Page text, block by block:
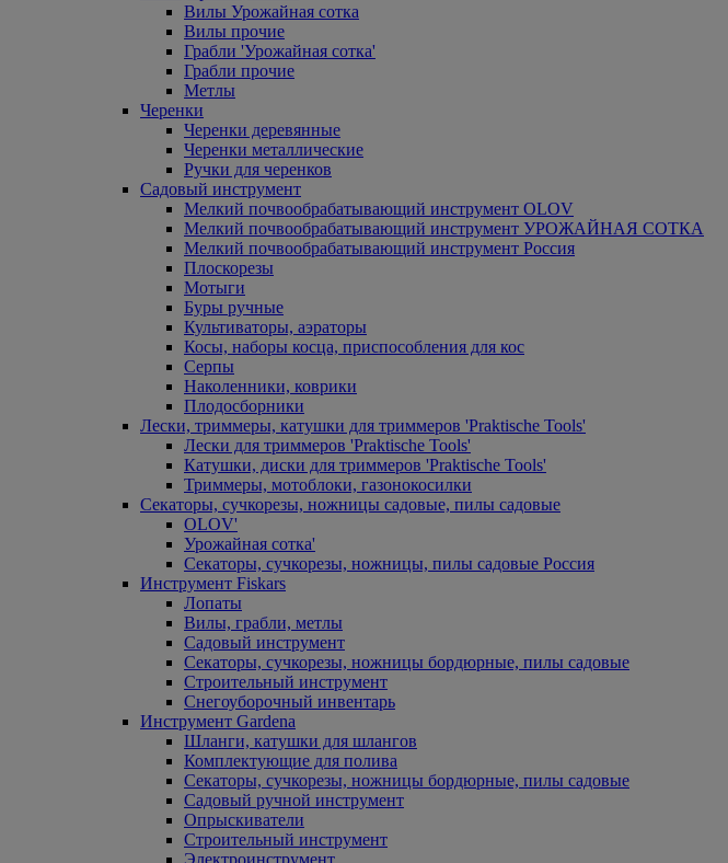
Вилы Урожайная сотка
Вилы прочие
Грабли 'Урожайная сотка'
Грабли прочие
Метлы
Черенки
Черенки деревянные
Черенки металлические
Ручки для черенков
Садовый инструмент
Мелкий почвообрабатывающий инструмент OLOV
Мелкий почвообрабатывающий инструмент УРОЖАЙНАЯ СОТКА
Мелкий почвообрабатывающий инструмент Россия
Плоскорезы
Мотыги
Буры ручные
Культиваторы, аэраторы
Косы, наборы косца, приспособления для кос
Серпы
Наколенники, коврики
Плодосборники
Лески, триммеры, катушки для триммеров 'Praktische Tools'
Лески для триммеров 'Praktische Tools'
Катушки, диски для триммеров 'Praktische Tools'
Триммеры, мотоблоки, газонокосилки
Секаторы, сучкорезы, ножницы садовые, пилы садовые
OLOV'
Урожайная сотка'
Секаторы, сучкорезы, ножницы, пилы садовые Россия
Инструмент Fiskars
Лопаты
Вилы, грабли, метлы
Садовый инструмент
Секаторы, сучкорезы, ножницы бордюрные, пилы садовые
Строительный инструмент
Снегоуборочный инвентарь
Инструмент Gardena
Шланги, катушки для шлангов
Комплектующие для полива
Секаторы, сучкорезы, ножницы бордюрные, пилы садовые
Садовый ручной инструмент
Опрыскиватели
Строительный инструмент
Электроинструмент